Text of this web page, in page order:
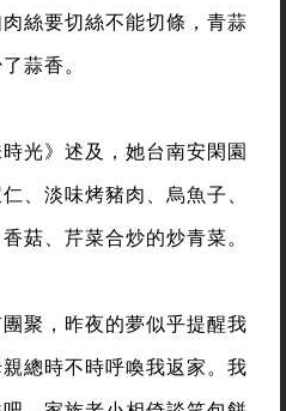
絲要切絲不能切條，青蒜
蒜香。
光》述及，她台南安閑園
、淡味烤豬肉、烏魚子、
菇、芹菜合炒的炒青菜。
聚，昨夜的夢似乎提醒我
總時不時呼喚我返家。我